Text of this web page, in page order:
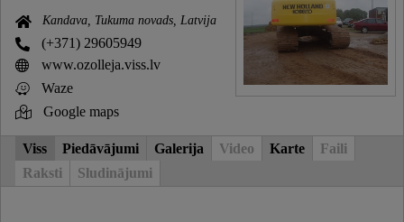
Kandava, Tukuma novads, Latvija
(+371) 29605949
www.ozolleja.viss.lv
Waze
Google maps
Viss Piedāvājumi Galerija Video Karte
Faili
Raksti
Sludinājumi